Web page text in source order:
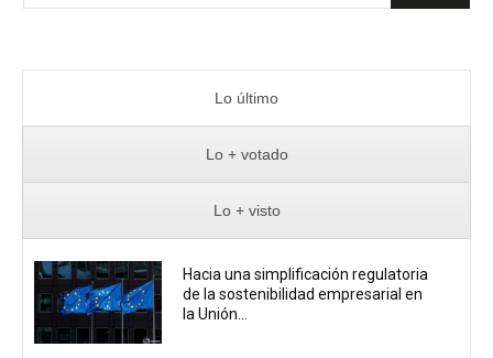
Lo último
Lo + votado
Lo + visto
Hacia una simplificación regulatoria
de la sostenibilidad empresarial en
la Unión...